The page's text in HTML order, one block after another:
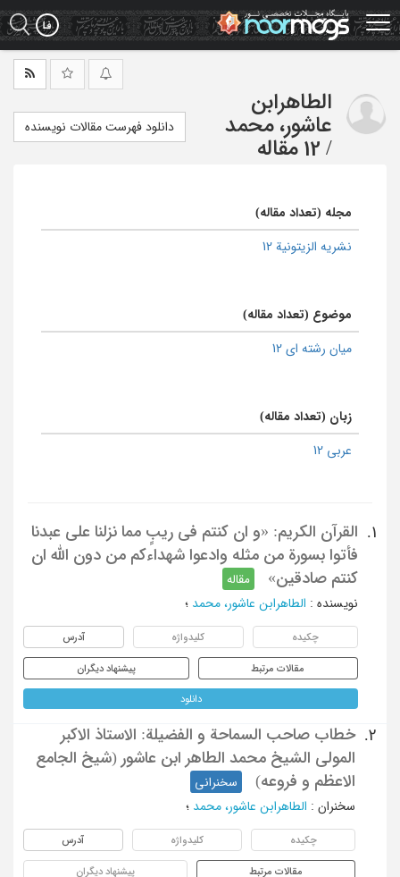
Skip
to
main
الطاهرابن
عاشور، محمد
/ 12 مقاله
دانلود فهرست مقالات نویسنده
مجله (تعداد مقاله)
نشریه الزیتونیة 12
موضوع (تعداد مقاله)
میان رشته ای 12
زبان (تعداد مقاله)
عربی 12
1.
القرآن الکریم: «و ان کنتم فی ریبٍ مما نزلنا علی عبدنا
فأتوا بسورة من مثله وادعوا شهداءکم من دون الله ان
کنتم صادقین»
مقاله
نویسنده : الطاهرابن عاشور، محمد ؛
چکیده کلیدواژه آدرس
مقالات مرتبط پیشنهاد دیگران
دانلود
2.
خطاب صاحب السماحة و الفضیلة: الاستاذ الاکبر
المولی الشیخ محمد الطاهر ابن عاشور (شیخ الجامع
الاعظم و فروعه)
سخنرانی
سخنران : الطاهرابن عاشور، محمد ؛
چکیده کلیدواژه آدرس
مقالات مرتبط پیشنهاد دیگران